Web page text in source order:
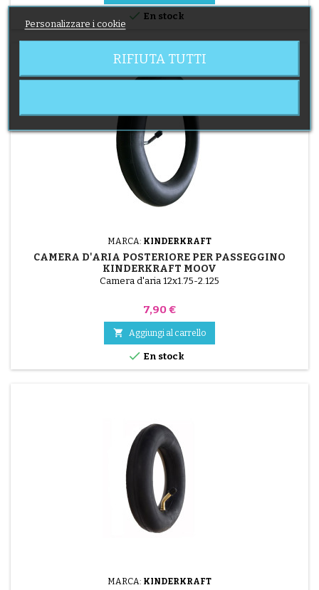
 En stock
MARCA: KINDERKRAFT
CAMERA D'ARIA POSTERIORE PER PASSEGGINO
KINDERKRAFT MOOV
Camera d'aria 12x1.75-2.125
Prezzo
7,90 €
 Aggiungi al carrello
 En stock
MARCA: KINDERKRAFT
Personalizzare i cookie
RIFIUTA TUTTI